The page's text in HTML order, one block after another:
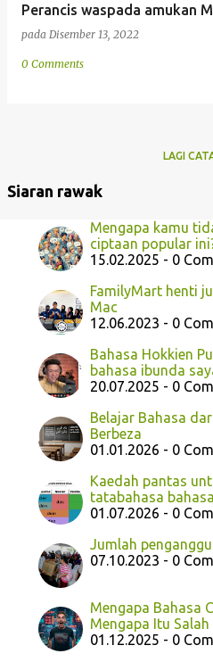
Perancis waspada amukan
pada Disember 13, 2022
0 Comments
LAGI
Siaran rawak
Mengapa kamu
ciptaan popular
15.02.2025 - 0
FamilyMart henti
Mac
12.06.2023 - 0
Bahasa Hokkien
bahasa ibunda
20.07.2025 - 0
Belajar Bahasa
Berbeza
01.01.2026 - 0
Kaedah pantas
tatabahasa
01.07.2026 - 0
Jumlah
07.10.2023 - 0
Mengapa Bahasa
Mengapa Itu Salah
01.12.2025 - 0